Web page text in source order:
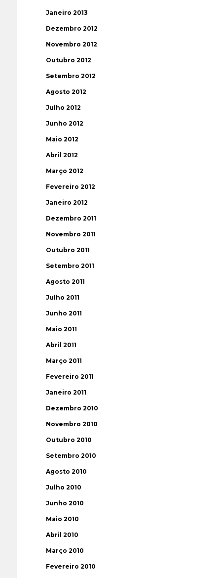
Janeiro 2013
Dezembro 2012
Novembro 2012
Outubro 2012
Setembro 2012
Agosto 2012
Julho 2012
Junho 2012
Maio 2012
Abril 2012
Março 2012
Fevereiro 2012
Janeiro 2012
Dezembro 2011
Novembro 2011
Outubro 2011
Setembro 2011
Agosto 2011
Julho 2011
Junho 2011
Maio 2011
Abril 2011
Março 2011
Fevereiro 2011
Janeiro 2011
Dezembro 2010
Novembro 2010
Outubro 2010
Setembro 2010
Agosto 2010
Julho 2010
Junho 2010
Maio 2010
Abril 2010
Março 2010
Fevereiro 2010